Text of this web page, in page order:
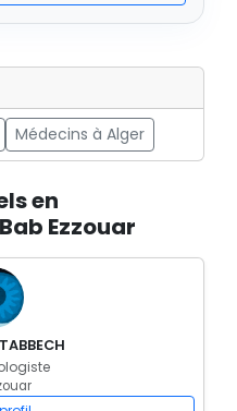
Médecins à Alger
en
Ezzouar